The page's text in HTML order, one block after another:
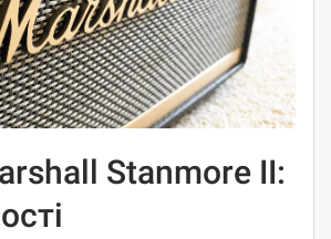
Stanmore II: